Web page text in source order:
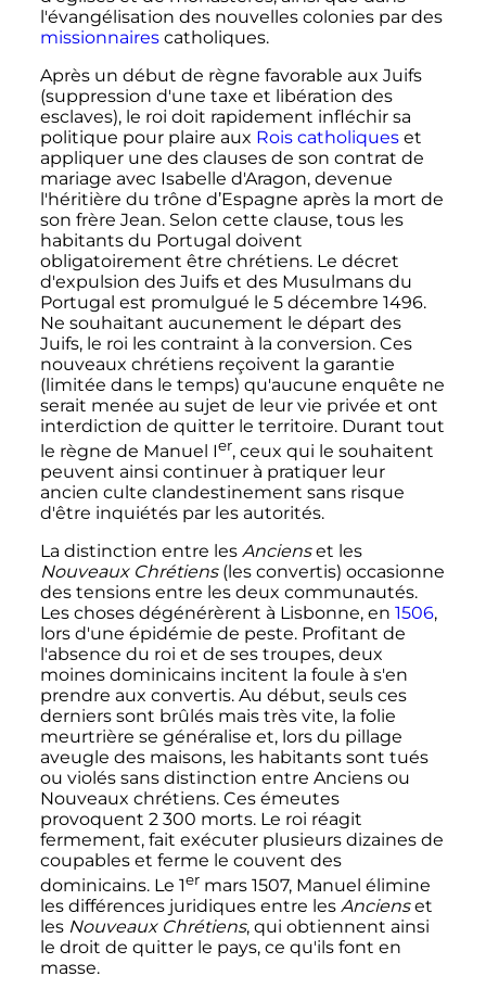
l'évangélisation des nouvelles colonies par des
missionnairescatholiques.
Après un début de règne favorable aux Juifs
(suppression d'une taxe et libération des
esclaves), le roi doit rapidement infléchir sa
politique pour plaire aux Rois catholiqueset
appliquer une des clauses de son contrat de
mariage avec Isabelle d'Aragon, devenue
l'héritière du trône d’Espagne après la mort de
son frère Jean. Selon cette clause, tous les
habitants du Portugal doivent
obligatoirement être chrétiens. Le décret
d'expulsion des Juifs et des Musulmans du
Portugal est promulgué le 5 décembre 1496.
Ne souhaitant aucunement le départ des
Juifs, le roi les contraint à la conversion. Ces
nouveaux chrétiens reçoivent la garantie
(limitée dans le temps) qu'aucune enquête ne
serait menée au sujet de leur vie privée et ont
interdiction de quitter le territoire. Durant tout
le règne de Manuel Ier, ceux qui le souhaitent
peuvent ainsi continuer à pratiquer leur
ancien culte clandestinement sans risque
d'être inquiétés par les autorités.
La distinction entre les Ancienset les
Nouveaux Chrétiens(les convertis) occasionne
des tensions entre les deux communautés.
Les choses dégénérèrent à Lisbonne, en 1506,
lors d'une épidémie de peste. Profitant de
l'absence du roi et de ses troupes, deux
moines dominicains incitent la foule à s'en
prendre aux convertis. Au début, seuls ces
derniers sont brûlés mais très vite, la folie
meurtrière se généralise et, lors du pillage
aveugle des maisons, les habitants sont tués
ou violés sans distinction entre Anciens ou
Nouveaux chrétiens. Ces émeutes
provoquent 2 300 morts. Le roi réagit
fermement, fait exécuter plusieurs dizaines de
coupables et ferme le couvent des
dominicains. Le 1er mars 1507, Manuel élimine
les différences juridiques entre les Ancienset
les Nouveaux Chrétiens, qui obtiennent ainsi
le droit de quitter le pays, ce qu'ils font en
masse.